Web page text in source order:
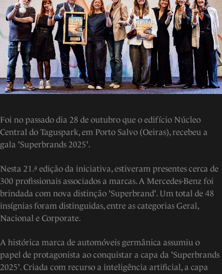
Foi no passado dia 28 de outubro que o edifício Núcleo
Central do Taguspark, em Porto Salvo (Oeiras), recebeu a
gala 'Superbrands 2025'.
Nesta 21.ª edição da iniciativa, estiveram presentes cerca de
300 profissionais associados a marcas. A Mercedes-Benz foi
brindada com nova distinção 'Superbrand'. Um total de 48
insígnias foram distinguidas, entre as categorias Geral,
Nacional e Corporate.
A histórica marca de automóveis germânica assumiu o
papel de protagonista ao conquistar a capa da 'Superbrands
2025'. Criada com recurso a inteligência artificial, a capa